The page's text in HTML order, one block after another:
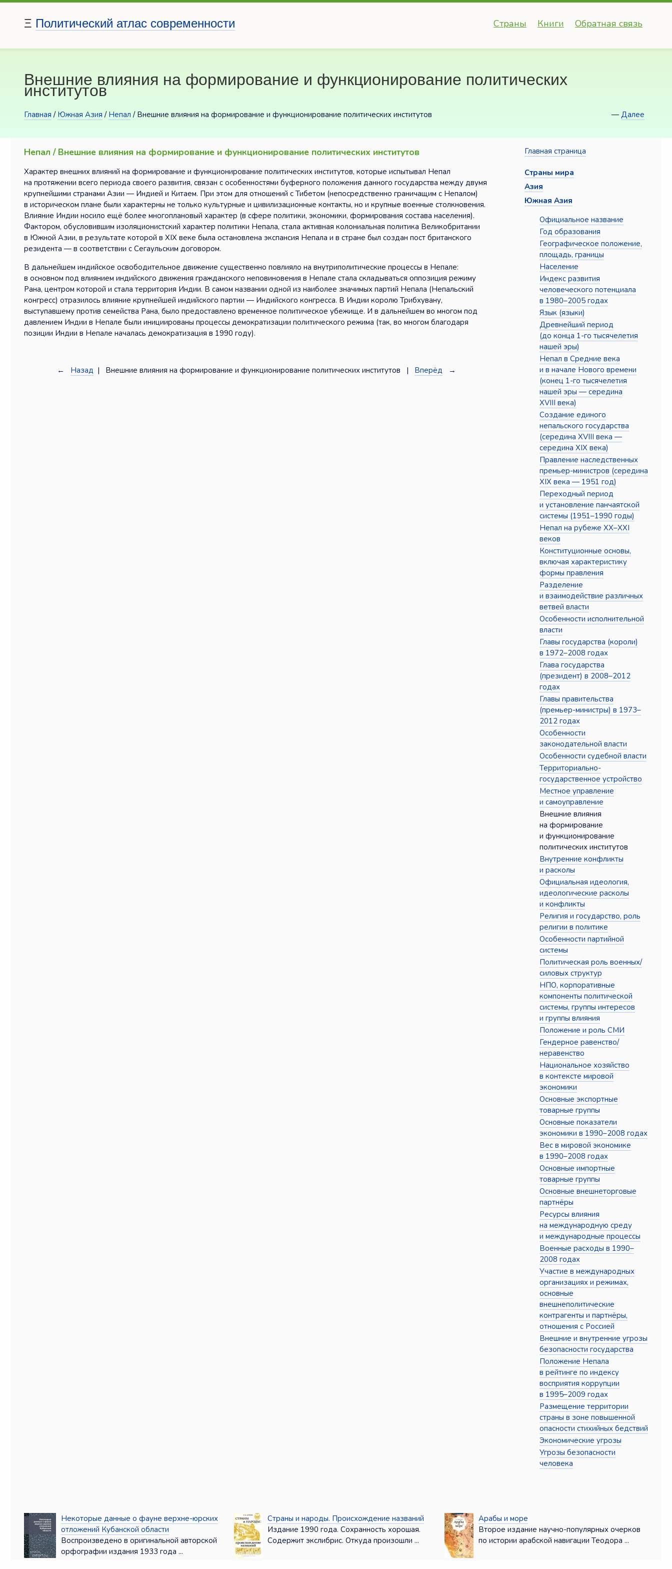
Ξ Политический атлас современности Страны Книги Обратная связь
Внешние влияния на формирование и функционирование политических
институтов
Главная / Южная Азия / Непал / Внешние влияния на формирование и функционирование политических институтов — Далее
Непал / Внешние влияния на формирование и функционирование политических институтов
Характер внешних влияний на формирование и функционирование политических институтов, которые испытывал Непал
на протяжении всего периода своего развития, связан с особенностями буферного положения данного государства между двумя
крупнейшими странами Азии — Индией и Китаем. При этом для отношений с Тибетом (непосредственно граничащим с Непалом)
в историческом плане были характерны не только культурные и цивилизационные контакты, но и крупные военные столкновения.
Влияние Индии носило ещё более многоплановый характер (в сфере политики, экономики, формирования состава населения).
Фактором, обусловившим изоляционистский характер политики Непала, стала активная колониальная политика Великобритании
в Южной Азии, в результате которой в XIX веке была остановлена экспансия Непала и в стране был создан пост британского
резидента — в соответствии с Сегаульским договором.
В дальнейшем индийское освободительное движение существенно повлияло на внутриполитические процессы в Непале:
в основном под влиянием индийского движения гражданского неповиновения в Непале стала складываться оппозиция режиму
Рана, центром которой и стала территория Индии. В самом названии одной из наиболее значимых партий Непала (Непальский
конгресс) отразилось влияние крупнейшей индийского партии — Индийского конгресса. В Индии королю Трибхувану,
выступавшему против семейства Рана, было предоставлено временное политическое убежище. И в дальнейшем во многом под
давлением Индии в Непале были инициированы процессы демократизации политического режима (так, во многом благодаря
позиции Индии в Непале началась демократизация в 1990 году).
← Назад | Внешние влияния на формирование и функционирование политических институтов | Вперёд →
Главная страница
Страны мира
Азия
Южная Азия
Официальное название
Год образования
Географическое положение,
площадь, границы
Население
Индекс развития
человеческого потенциала
в 1980–2005 годах
Язык (языки)
Древнейший период
(до конца 1-го тысячелетия
нашей эры)
Непал в Средние века
и в начале Нового времени
(конец 1-го тысячелетия
нашей эры — середина
XVIII века)
Создание единого
непальского государства
(середина XVIII века —
середина XIX века)
Правление наследственных
премьер-министров (середина
XIX века — 1951 год)
Переходный период
и установление панчаятской
системы (1951–1990 годы)
Непал на рубеже XX–XXI
веков
Конституционные основы,
включая характеристику
формы правления
Разделение
и взаимодействие различных
ветвей власти
Особенности исполнительной
власти
Главы государства (короли)
в 1972–2008 годах
Глава государства
(президент) в 2008–2012
годах
Главы правительства
(премьер-министры) в 1973–
2012 годах
Особенности
законодательной власти
Особенности судебной власти
Территориально-
государственное устройство
Местное управление
и самоуправление
Внешние влияния
на формирование
и функционирование
политических институтов
Внутренние конфликты
и расколы
Официальная идеология,
идеологические расколы
и конфликты
Религия и государство, роль
религии в политике
Особенности партийной
системы
Политическая роль военных/
силовых структур
НПО, корпоративные
компоненты политической
системы, группы интересов
и группы влияния
Положение и роль СМИ
Гендерное равенство/
неравенство
Национальное хозяйство
в контексте мировой
экономики
Основные экспортные
товарные группы
Основные показатели
экономики в 1990–2008 годах
Вес в мировой экономике
в 1990–2008 годах
Основные импортные
товарные группы
Основные внешнеторговые
партнёры
Ресурсы влияния
на международную среду
и международные процессы
Военные расходы в 1990–
2008 годах
Участие в международных
организациях и режимах,
основные
внешнеполитические
контрагенты и партнёры,
отношения с Россией
Внешние и внутренние угрозы
безопасности государства
Положение Непала
в рейтинге по индексу
восприятия коррупции
в 1995–2009 годах
Размещение территории
страны в зоне повышенной
опасности стихийных бедствий
Экономические угрозы
Угрозы безопасности
человека
Некоторые данные о фауне верхне-юрских
отложений Кубанской области
Воспроизведено в оригинальной авторской
орфографии издания 1933 года ...
Страны и народы. Происхождение названий
Издание 1990 года. Сохранность хорошая.
Содержит экслибрис. Откуда произошли ...
Арабы и море
Второе издание научно-популярных очерков
по истории арабской навигации Теодора ...